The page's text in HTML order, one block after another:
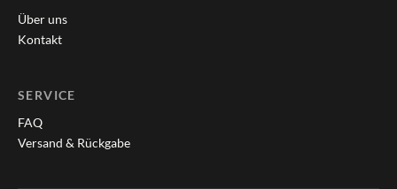
Über uns
Kontakt
SERVICE
FAQ
Versand & Rückgabe